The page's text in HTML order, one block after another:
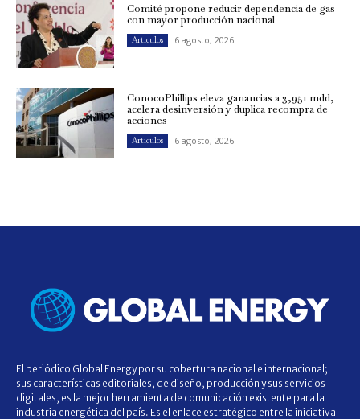
Comité propone reducir dependencia de gas
con mayor producción nacional
Artículos 6 agosto, 2026
ConocoPhillips eleva ganancias a 3,951 mdd,
acelera desinversión y duplica recompra de
acciones
Artículos 6 agosto, 2026
El periódico Global Energy por su cobertura nacional e internacional;
sus características editoriales, de diseño, producción y sus servicios
digitales, es la mejor herramienta de comunicación existente para la
industria energética del país. Es el enlace estratégico entre la iniciativa